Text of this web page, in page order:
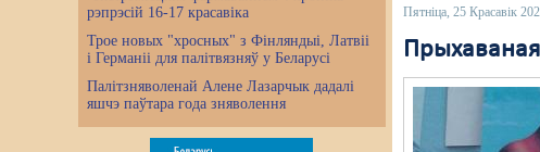
рэпрэсій 16-17 красавіка
Трое новых "хросных" з Фінляндыі, Латвіі
і Германіі для палітвязняў у Беларусі
Палітзняволенай Алене Лазарчык дадалі
яшчэ паўтара года зняволення
Пятніца, 25 Красавік